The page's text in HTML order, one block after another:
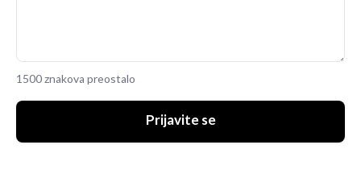
1500 znakova preostalo
Prijavite se